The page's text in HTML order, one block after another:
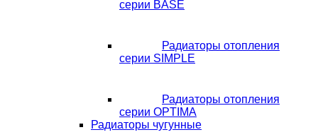
серии BASE
Радиаторы отопления
серии SIMPLE
Радиаторы отопления
серии OPTIMA
Радиаторы чугунные